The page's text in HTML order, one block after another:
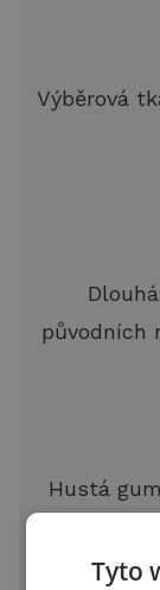
Výběrová
původních
Hustá
Tyto